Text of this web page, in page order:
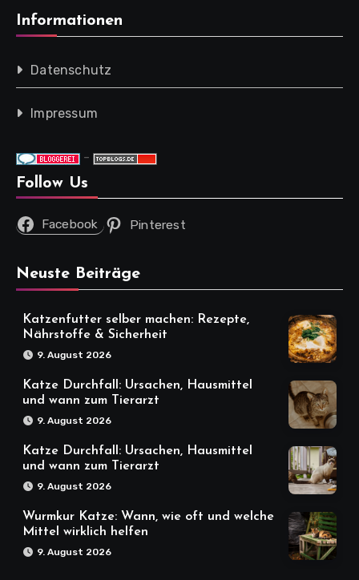
Informationen
Datenschutz
Impressum
-
Follow Us
Facebook Pinterest
Neuste Beiträge
Katzenfutter selber machen: Rezepte,
Nährstoffe & Sicherheit
9. August 2026
Katze Durchfall: Ursachen, Hausmittel
und wann zum Tierarzt
9. August 2026
Katze Durchfall: Ursachen, Hausmittel
und wann zum Tierarzt
9. August 2026
Wurmkur Katze: Wann, wie oft und welche
Mittel wirklich helfen
9. August 2026